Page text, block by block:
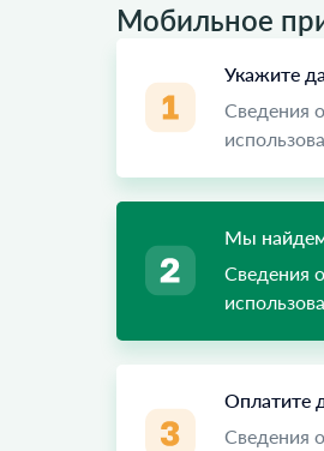
Мобильное
Укажите
Сведения
Мы найдем
Сведения
Оплатите
Сведения